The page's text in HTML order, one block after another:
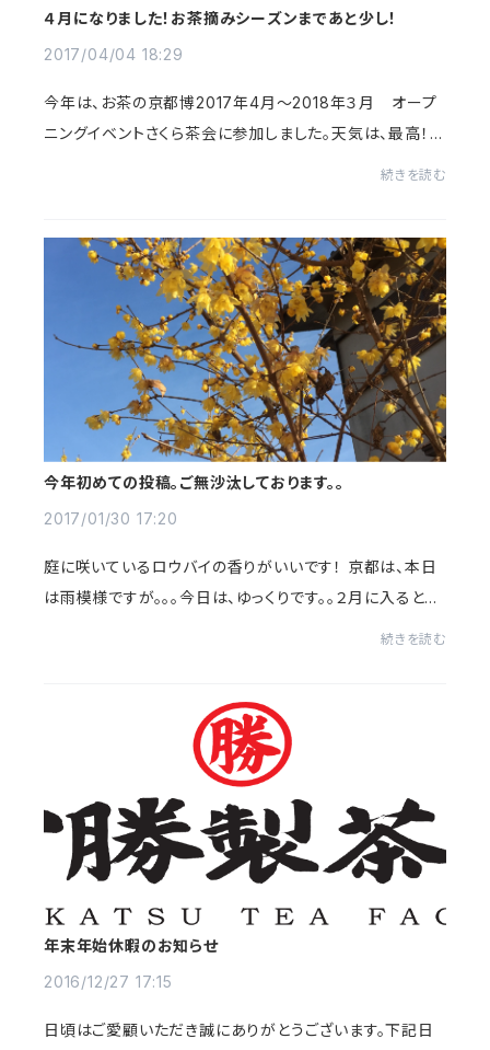
４月になりました！お茶摘みシーズンまであと少し！
2017/04/04 18:29
今年は、お茶の京都博2017年4月～2018年３月 オープ
ニングイベントさくら茶会に参加しました。天気は、最高！桜
続きを読む
今年初めての投稿。ご無沙汰しております。。
2017/01/30 17:20
庭に咲いているロウバイの香りがいいです！ 京都は、本日
は雨模様ですが。。。今日は、ゆっくりです。。２月に入ると新
続きを読む
年末年始休暇のお知らせ
2016/12/27 17:15
日頃はご愛顧いただき誠にありがとうございます。下記日